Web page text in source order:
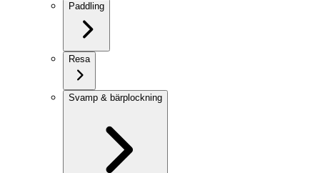
Paddling
Resa
Svamp & bärplockning